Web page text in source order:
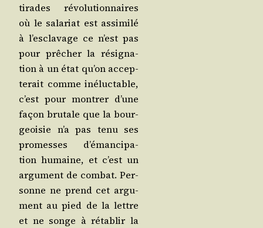
tirades révo­lu­tion­naires
où le sala­riat est assi­mi­lé
à l’es­cla­vage ce n’est pas
pour prê­cher la rési­gna­
tion à un état qu’on accep­
te­rait comme iné­luc­table,
c’est pour mon­trer d’une
façon bru­tale que la bour­
geoi­sie n’a pas tenu ses
pro­messes d’é­man­ci­pa­
tion humaine, et c’est un
argu­ment de com­bat. Per­
sonne ne prend cet argu­
ment au pied de la lettre
et ne songe à réta­blir la